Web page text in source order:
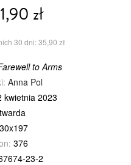
zł
30 dni: 35,90 zł
to Arms
Anna Pol
kwietnia 2023
twarda
376
23-2